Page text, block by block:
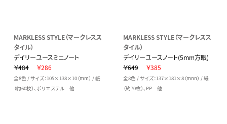
MARKLESS STYLE（マークレスス
タイル）
デイリーユースミニノート
￥484
￥286
全8色 / サイズ：105×138×10（mm） / 紙
（約60枚）、ポリエステル 他
MARKLESS STYLE（マークレスス
タイル）
デイリーユースノート(5mm方眼)
￥649
￥385
全8色 / サイズ：137×181×8（mnn） / 紙
（約70枚）、PP 他